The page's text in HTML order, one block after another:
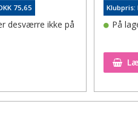
75,65
desværre ikke på
til ønskeseddel
Klubpris:
På